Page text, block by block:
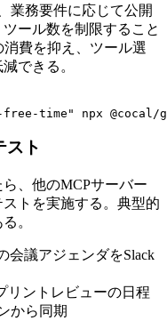
業務要件に応じて公開
ール数を制限すること
費を抑え、ツール選
できる。
スト
、他のMCPサーバー
トを実施する。典型的
。
会議アジェンダをSlack
リントレビューの日程
から同期